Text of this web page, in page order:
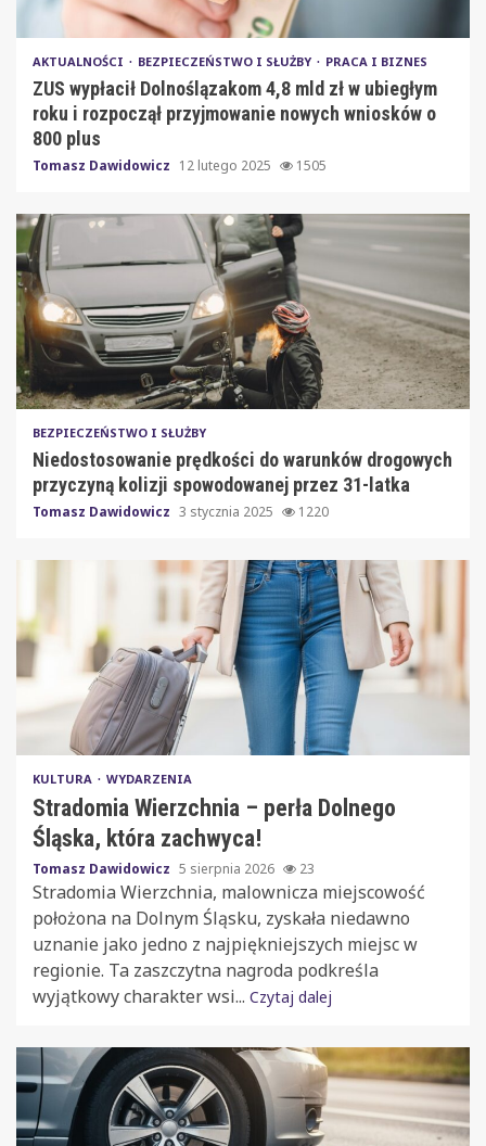
AKTUALNOŚCI BEZPIECZEŃSTWO I SŁUŻBY PRACA I BIZNES
ZUS wypłacił Dolnoślązakom 4,8 mld zł w ubiegłym
roku i rozpoczął przyjmowanie nowych wniosków o
800 plus
Tomasz Dawidowicz 12 lutego 2025 1505
BEZPIECZEŃSTWO I SŁUŻBY
Niedostosowanie prędkości do warunków drogowych
przyczyną kolizji spowodowanej przez 31-latka
Tomasz Dawidowicz 3 stycznia 2025 1220
Wpisy
KULTURA WYDARZENIA
Stradomia Wierzchnia – perła Dolnego
Śląska, która zachwyca!
Tomasz Dawidowicz 5 sierpnia 2026 23
Stradomia Wierzchnia, malownicza miejscowość
położona na Dolnym Śląsku, zyskała niedawno
uznanie jako jedno z najpiękniejszych miejsc w
regionie. Ta zaszczytna nagroda podkreśla
wyjątkowy charakter wsi... Czytaj dalej